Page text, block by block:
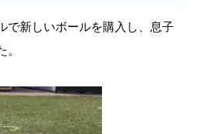
で新しいボールを購入し、息子